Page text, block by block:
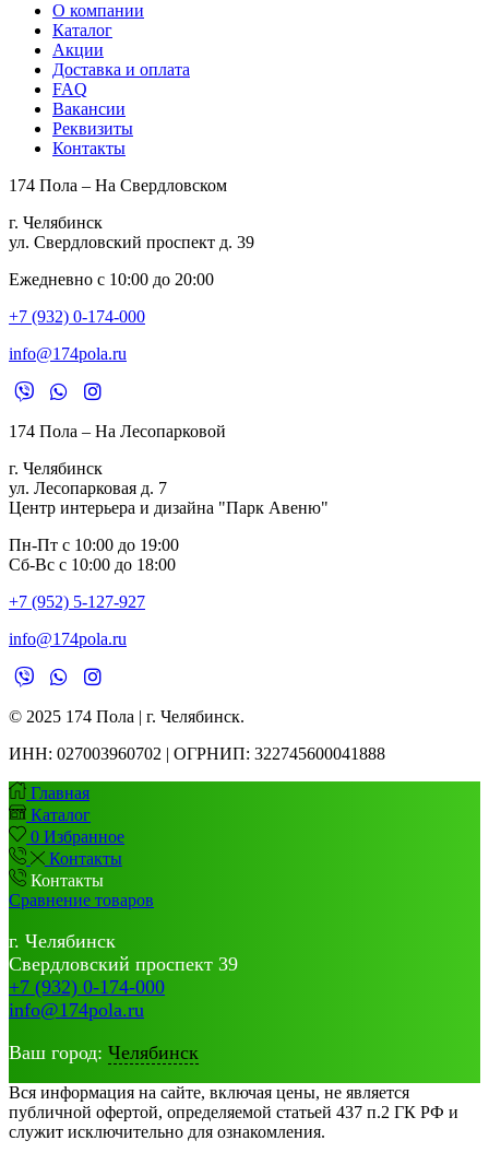
О компании
Каталог
Акции
Доставка и оплата
FAQ
Вакансии
Реквизиты
Контакты
174 Пола – На Свердловском
г. Челябинск
ул. Свердловский проспект д. 39
Ежедневно с 10:00 до 20:00
+7 (932) 0-174-000
info@174pola.ru
174 Пола – На Лесопарковой
г. Челябинск
ул. Лесопарковая д. 7
Центр интерьера и дизайна "Парк Авеню"
Пн-Пт с 10:00 до 19:00
Сб-Вс с 10:00 до 18:00
+7 (952) 5-127-927
info@174pola.ru
© 2025 174 Пола | г. Челябинск.
ИНН: 027003960702 | ОГРНИП: 322745600041888
Главная
Каталог
0 Избранное
Контакты
Контакты
Сравнение товаров
г. Челябинск
Свердловский проспект 39
+7 (932) 0-174-000
info@174pola.ru
Ваш город: Челябинск
Вся информация на сайте, включая цены, не является
публичной офертой, определяемой статьей 437 п.2 ГК РФ и
служит исключительно для ознакомления.